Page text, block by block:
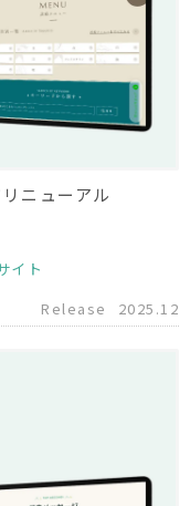
ニューアル
イト
Release
2025.12